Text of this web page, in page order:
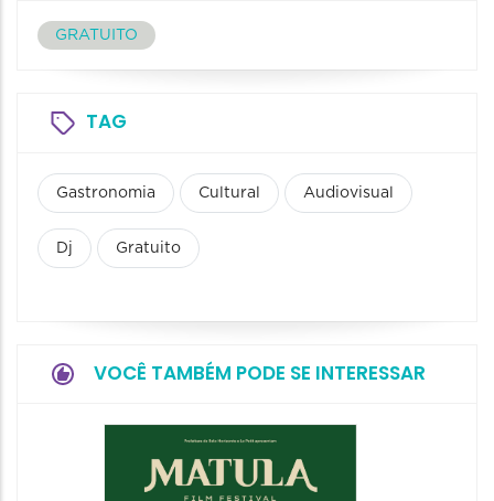
GRATUITO
TAG
Gastronomia Cultural Audiovisual
Dj Gratuito
VOCÊ TAMBÉM PODE SE INTERESSAR